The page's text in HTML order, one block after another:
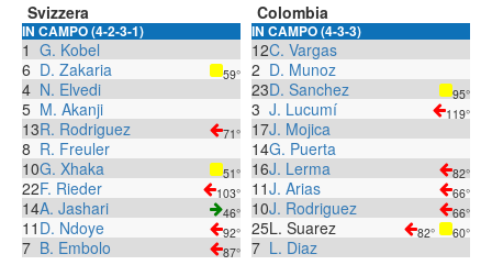
Svizzera
IN CAMPO (4-2-3-1)
1 G. Kobel
6 D. Zakaria 59°
4 N. Elvedi
5 M. Akanji
13R. Rodriguez 71°
8 R. Freuler
10G. Xhaka 51°
22F. Rieder 103°
14A. Jashari 46°
11 D. Ndoye 92°
7 B. Embolo 87°
Colombia
IN CAMPO (4-3-3)
12C. Vargas
2 D. Munoz
23D. Sanchez 95°
3 J. Lucumí 119°
17J. Mojica
14G. Puerta
16J. Lerma 82°
11J. Arias 66°
10J. Rodriguez 66°
25L. Suarez 82° 60°
7 L. Diaz